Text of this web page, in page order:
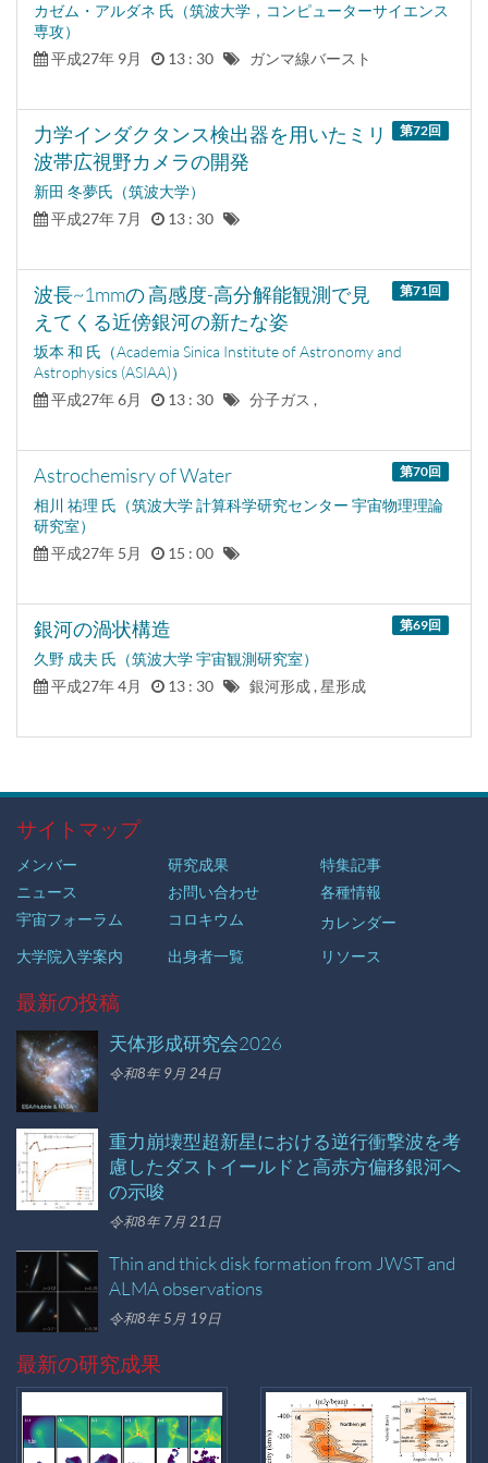
カゼム・アルダネ 氏（筑波大学，コンピューターサイエンス
専攻）
平成27年 9月
13 : 30 ガンマ線バースト
第72回
力学インダクタンス検出器を用いたミリ
波帯広視野カメラの開発
新田 冬夢氏（筑波大学）
平成27年 7月
13 : 30
第71回
波長~1mmの 高感度-高分解能観測で見
えてくる近傍銀河の新たな姿
坂本 和 氏（Academia Sinica Institute of Astronomy and
Astrophysics (ASIAA)）
平成27年 6月
13 : 30 分子ガス ,
第70回
Astrochemisry of Water
相川 祐理 氏（筑波大学 計算科学研究センター 宇宙物理理論
研究室）
平成27年 5月
15 : 00
第69回
銀河の渦状構造
久野 成夫 氏（筑波大学 宇宙観測研究室）
平成27年 4月
13 : 30 銀河形成 , 星形成
サイトマップ
メンバー 研究成果
特集記事
ニュース
お問い合わせ
各種情報
宇宙フォーラム
コロキウム
カレンダー
大学院入学案内
出身者一覧 リソース
最新の投稿
天体形成研究会2026
令和8年 9月 24日
重力崩壊型超新星における逆行衝撃波を考
慮したダストイールドと高赤方偏移銀河へ
の示唆
令和8年 7月 21日
Thin and thick disk formation from JWST and
ALMA observations
令和8年 5月 19日
最新の研究成果